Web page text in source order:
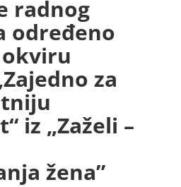
radnog
određeno
za
iz „Zaželi –
žena”